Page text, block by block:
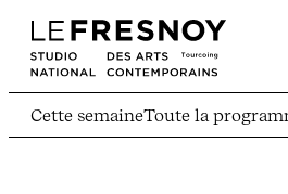
Cette semaineToute la